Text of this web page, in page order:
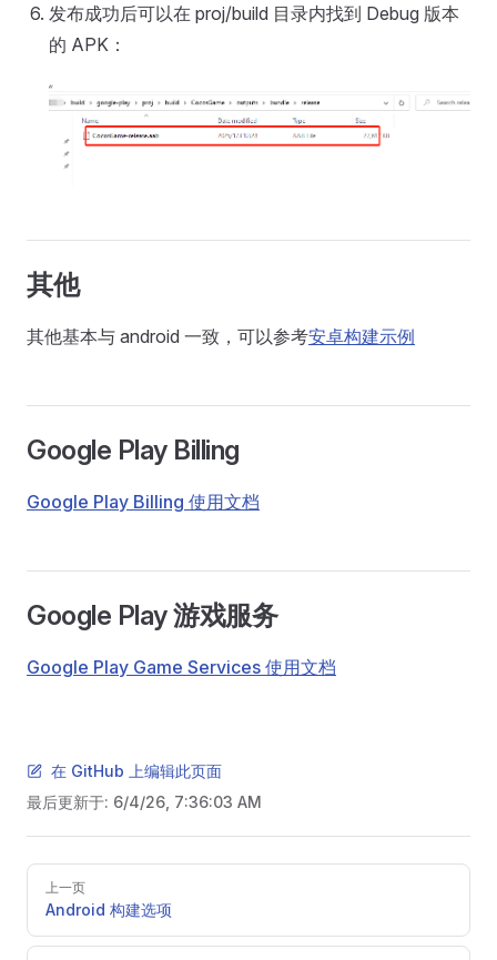
发布成功后可以在 proj/build 目录内找到 Debug 版本
的 APK：
其他
其他基本与 android 一致，可以参考安卓构建示例
Google Play Billing
Google Play Billing 使用文档
Google Play 游戏服务
Google Play Game Services 使用文档
在 GitHub 上编辑此页面
最后更新于: 6/4/26, 7:36:03 AM
Pager上一页
Android 构建选项